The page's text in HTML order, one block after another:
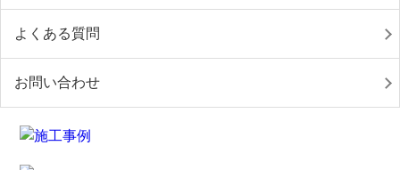
よくある質問
お問い合わせ